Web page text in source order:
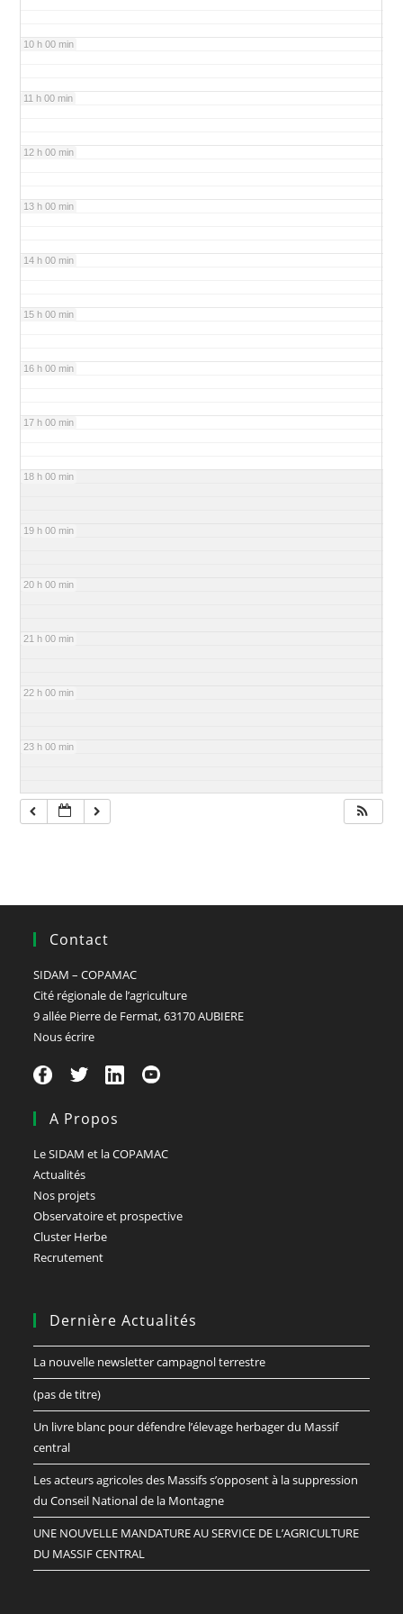
10 h 00 min
11 h 00 min
12 h 00 min
13 h 00 min
14 h 00 min
15 h 00 min
16 h 00 min
17 h 00 min
18 h 00 min
19 h 00 min
20 h 00 min
21 h 00 min
22 h 00 min
23 h 00 min
Contact
SIDAM – COPAMAC
Cité régionale de l’agriculture
9 allée Pierre de Fermat, 63170 AUBIERE
Nous écrire
A Propos
Le SIDAM et la COPAMAC
Actualités
Nos projets
Observatoire et prospective
Cluster Herbe
Recrutement
Dernière Actualités
La nouvelle newsletter campagnol terrestre
(pas de titre)
Un livre blanc pour défendre l’élevage herbager du Massif
central
Les acteurs agricoles des Massifs s’opposent à la suppression
du Conseil National de la Montagne
UNE NOUVELLE MANDATURE AU SERVICE DE L’AGRICULTURE
DU MASSIF CENTRAL